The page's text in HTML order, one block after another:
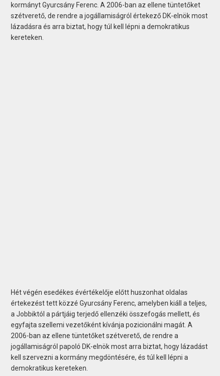
kormányt Gyurcsány Ferenc. A 2006-ban az ellene tüntetőket
szétverető, de rendre a jogállamiságról értekező DK-elnök most
lázadásra és arra biztat, hogy túl kell lépni a demokratikus
kereteken.
Hét végén esedékes évértékelője előtt huszonhat oldalas
értekezést tett közzé Gyurcsány Ferenc, amelyben kiáll a teljes,
a Jobbiktól a pártjáig terjedő ellenzéki összefogás mellett, és
egyfajta szellemi vezetőként kívánja pozicionálni magát. A
2006-ban az ellene tüntetőket szétverető, de rendre a
jogállamiságról papoló DK-elnök most arra biztat, hogy lázadást
kell szervezni a kormány megdöntésére, és túl kell lépni a
demokratikus kereteken.